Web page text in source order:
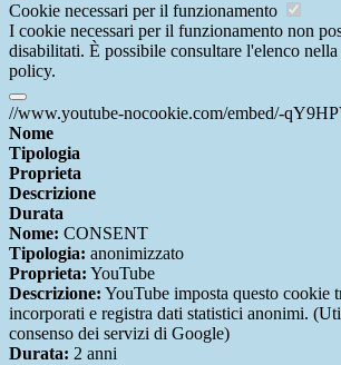
Cookie necessari per il funzionamento
I cookie necessari per il funzionamento non
disabilitati. È possibile consultare l'elenco
policy.
//www.youtube-nocookie.com/embed/-
Nome
Tipologia
Proprieta
Descrizione
Durata
Nome: CONSENT
Tipologia: anonimizzato
Proprieta: YouTube
Descrizione: YouTube imposta questo cookie
incorporati e registra dati statistici anonimi.
consenso dei servizi di Google)
Durata: 2 anni